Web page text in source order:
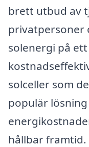
brett utbud av
privatpersoner
solenergi på
solceller som
populär
hållbar framtid.